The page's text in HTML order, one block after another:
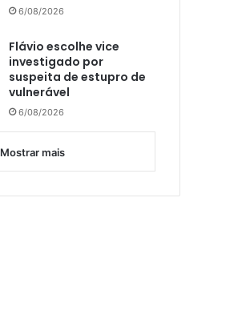
6/08/2026
Flávio escolhe vice
investigado por
suspeita de estupro de
vulnerável
6/08/2026
Mostrar mais